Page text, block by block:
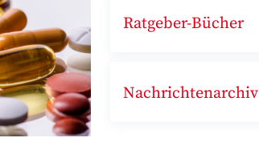
Ratgeber-Bücher
Nachrichtenarchiv